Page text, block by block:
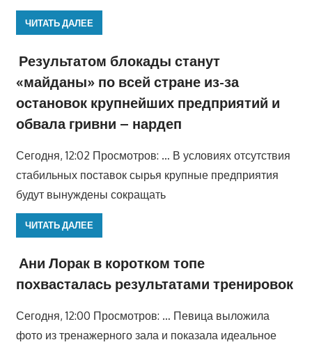
ЧИТАТЬ ДАЛЕЕ
Результатом блокады станут
«майданы» по всей стране из-за
остановок крупнейших предприятий и
обвала гривни – нардеп
Сегодня, 12:02 Просмотров: … В условиях отсутствия
стабильных поставок сырья крупные предприятия
будут вынуждены сокращать
ЧИТАТЬ ДАЛЕЕ
Ани Лорак в коротком топе
похвасталась результатами тренировок
Сегодня, 12:00 Просмотров: … Певица выложила
фото из тренажерного зала и показала идеальное